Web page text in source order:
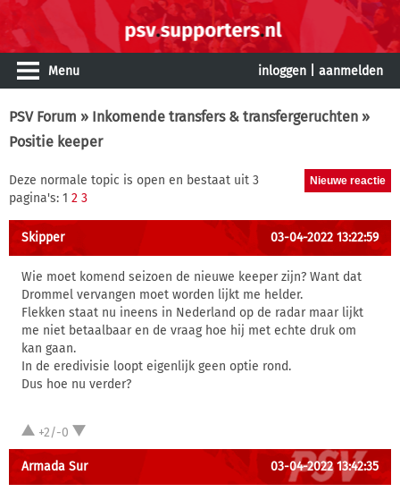
Menu inloggen aanmelden
PSV Forum » Inkomende transfers & transfergeruchten »
Positie keeper
Deze normale topic is open en bestaat uit 3
pagina's: 1 2 3
Skipper 03-04-2022 13:22:59
Wie moet komend seizoen de nieuwe keeper zijn? Want dat
Drommel vervangen moet worden lijkt me helder.
Flekken staat nu ineens in Nederland op de radar maar lijkt
me niet betaalbaar en de vraag hoe hij met echte druk om
kan gaan.
In de eredivisie loopt eigenlijk geen optie rond.
Dus hoe nu verder?
+2/-0
Armada Sur 03-04-2022 13:42:35